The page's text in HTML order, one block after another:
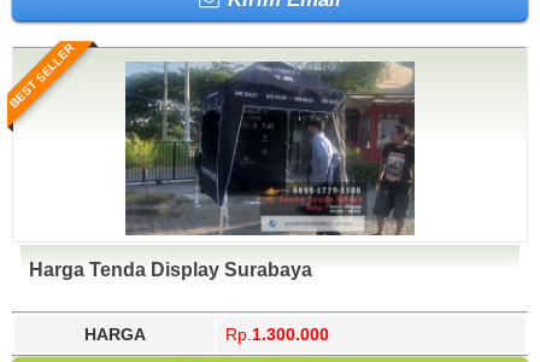
BEST SELLER
Harga Tenda Display Surabaya
HARGA Rp. 1.300.000